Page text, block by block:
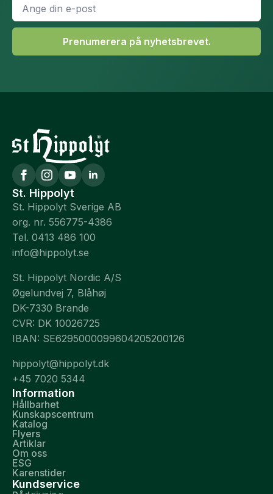
post
*
Prenumerera på nyhetsbrevet.
St. Hippolyt
St. Hippolyt Sverige AB
org. nr. 556775-4386
Tel. 0413 486 100
info@hippolyt.se
St. Hippolyt Nordic A/S
Øgelundvej 7, Blåhøj
DK-7330 Brande
CVR: DK 10026725
IBAN: SE6295000099604205200126
hippolyt@hippolyt.dk
+45 7020 5344
Information
Hållbarhet
Kunskapscentrum
Katalog
Flyers
Artiklar
Om oss
ESG
Karenstider
Kundservice